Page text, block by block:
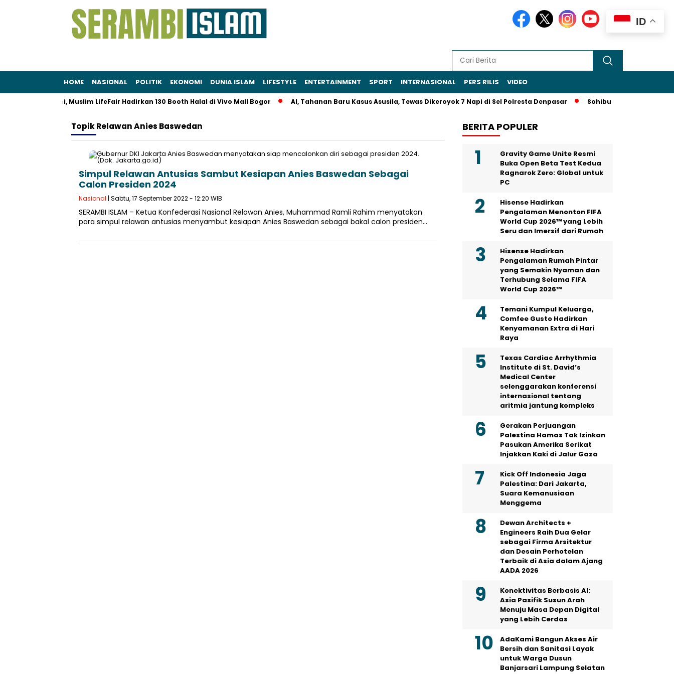
HOME NASIONAL POLITIK EKONOMI DUNIA ISLAM LIFESTYLE ENTERTAINMENT SPORT INTERNASIONAL PERS RILIS VIDEO
Akhir Juni, Muslim LifeFair Hadirkan 130 Booth Halal di Vivo Mall Bogor AI, Tahanan Baru Kasus Asusila, Tewas Dikeroyok 7 Napi di Sel Polresta Denpasar Sohibul Iman Jadi Ketua
TopikRelawan Anies Baswedan
Simpul Relawan Antusias Sambut Kesiapan Anies Baswedan Sebagai
Calon Presiden 2024
Nasional | Sabtu, 17 September 2022 - 12:20 WIB
SERAMBI ISLAM – Ketua Konfederasi Nasional Relawan Anies, Muhammad Ramli Rahim menyatakan
para simpul relawan antusias menyambut kesiapan Anies Baswedan sebagai bakal calon presiden…
BERITA POPULER
Gravity Game Unite Resmi
Buka Open Beta Test Kedua
Ragnarok Zero: Global untuk
PC
Hisense Hadirkan
Pengalaman Menonton FIFA
World Cup 2026™ yang Lebih
Seru dan Imersif dari Rumah
Hisense Hadirkan
Pengalaman Rumah Pintar
yang Semakin Nyaman dan
Terhubung Selama FIFA
World Cup 2026™
Temani Kumpul Keluarga,
Comfee Gusto Hadirkan
Kenyamanan Extra di Hari
Raya
Texas Cardiac Arrhythmia
Institute di St. David’s
Medical Center
selenggarakan konferensi
internasional tentang
aritmia jantung kompleks
Gerakan Perjuangan
Palestina Hamas Tak Izinkan
Pasukan Amerika Serikat
Injakkan Kaki di Jalur Gaza
Kick Off Indonesia Jaga
Palestina: Dari Jakarta,
Suara Kemanusiaan
Menggema
Dewan Architects +
Engineers Raih Dua Gelar
sebagai Firma Arsitektur
dan Desain Perhotelan
Terbaik di Asia dalam Ajang
AADA 2026
Konektivitas Berbasis AI:
Asia Pasifik Susun Arah
Menuju Masa Depan Digital
yang Lebih Cerdas
AdaKami Bangun Akses Air
Bersih dan Sanitasi Layak
untuk Warga Dusun
Banjarsari Lampung Selatan
ID